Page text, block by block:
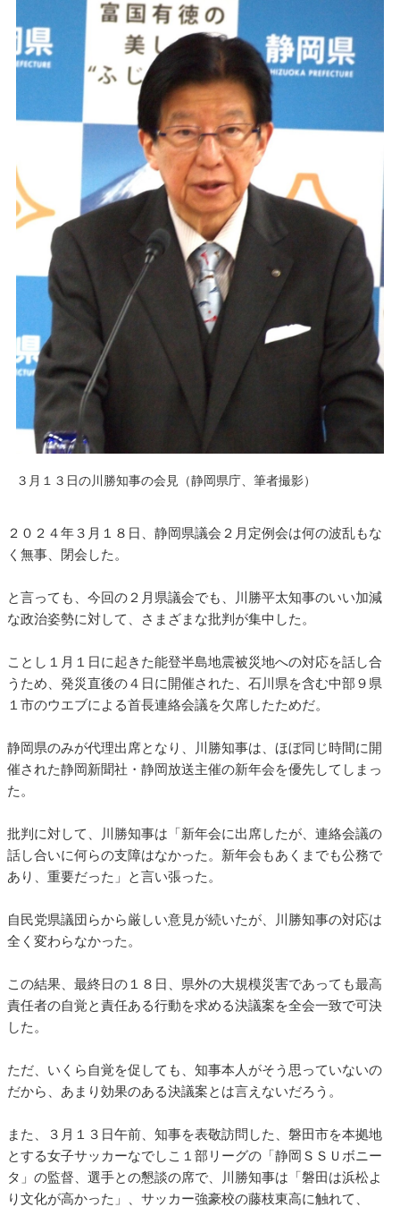
３月１３日の川勝知事の会見（静岡県庁、筆者撮影）
２０２４年３月１８日、静岡県議会２月定例会は何の波乱もな
く無事、閉会した。
と言っても、今回の２月県議会でも、川勝平太知事のいい加減
な政治姿勢に対して、さまざまな批判が集中した。
ことし１月１日に起きた能登半島地震被災地への対応を話し合
うため、発災直後の４日に開催された、石川県を含む中部９県
１市のウエブによる首長連絡会議を欠席したためだ。
静岡県のみが代理出席となり、川勝知事は、ほぼ同じ時間に開
催された静岡新聞社・静岡放送主催の新年会を優先してしまっ
た。
批判に対して、川勝知事は「新年会に出席したが、連絡会議の
話し合いに何らの支障はなかった。新年会もあくまでも公務で
あり、重要だった」と言い張った。
自民党県議団らから厳しい意見が続いたが、川勝知事の対応は
全く変わらなかった。
この結果、最終日の１８日、県外の大規模災害であっても最高
責任者の自覚と責任ある行動を求める決議案を全会一致で可決
した。
ただ、いくら自覚を促しても、知事本人がそう思っていないの
だから、あまり効果のある決議案とは言えないだろう。
また、３月１３日午前、知事を表敬訪問した、磐田市を本拠地
とする女子サッカーなでしこ１部リーグの「静岡ＳＳＵボニー
タ」の監督、選手との懇談の席で、川勝知事は「磐田は浜松よ
り文化が高かった」、サッカー強豪校の藤枝東高に触れて、